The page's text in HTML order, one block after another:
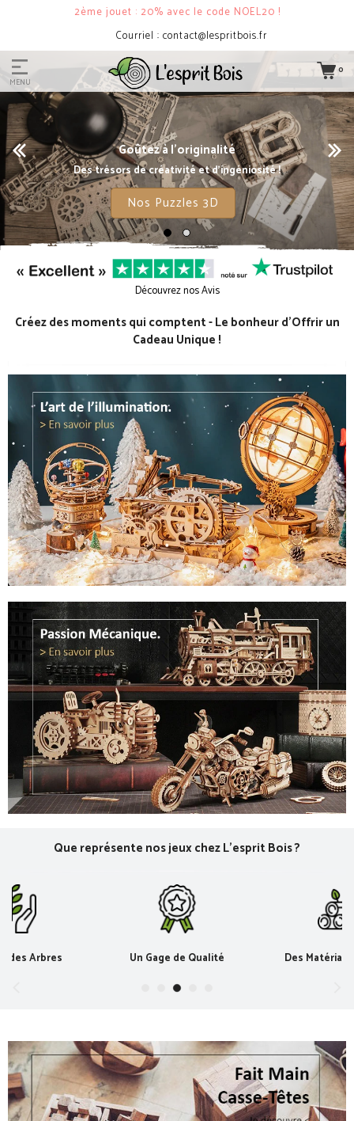
2ème jouet : 20% avec le code NOEL20 !
0
MENU
Goûtez à l'originalité
Des trésors de créativité et d'ingéniosité !
Nos Puzzles 3D
Découvrez nos Avis
Créez des moments qui comptent - Le bonheur d'Offrir un
Cadeau Unique !
Que représente nos jeux chez L'esprit Bois ?
des Arbres Un Gage de Qualité Des